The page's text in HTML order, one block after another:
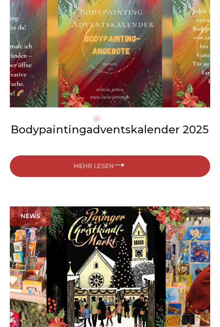
Bodypaintingadventskalender 2025
MEHR LESEN
NEWS